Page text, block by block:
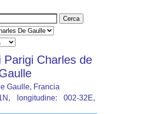
Parigi Charles de
Gaulle, Francia
longitudine: 002-32E,